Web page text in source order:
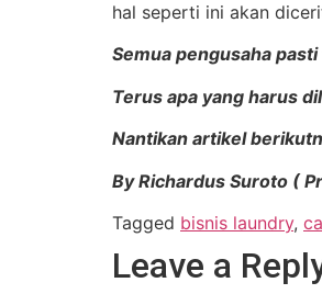
hal seperti ini akan
Semua pengusaha
Terus apa yang harus
Nantikan artikel
By Richardus Suroto (
Tagged bisnis laundry,
Leave a